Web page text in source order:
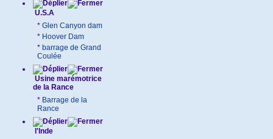
U.S.A
* Glen Canyon dam
* Hoover Dam
* barrage de Grand
Coulée
Usine marémotrice
de la Rance
* Barrage de la
Rance
l'Inde